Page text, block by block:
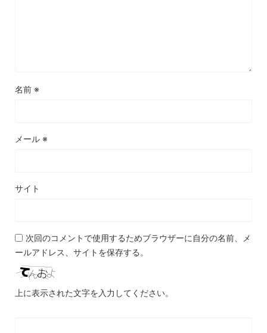
名前 ※
メール ※
サイト
次回のコメントで使用するためブラウザーに自分の名前、メ
ールアドレス、サイトを保存する。
上に表示された文字を入力してください。